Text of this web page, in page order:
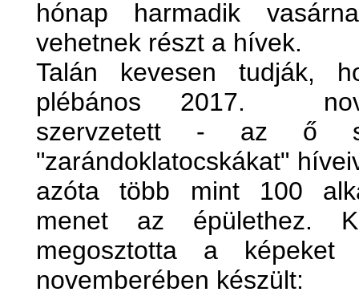
hónap harmadik
vehetnek részt a hívek.
Talán kevesen tudják,
plébános 2017.
szervzetett - az ő
"zarándoklatocskákat"
azóta több mint 100
menet az épülethez.
megosztotta a
novemberében készült: